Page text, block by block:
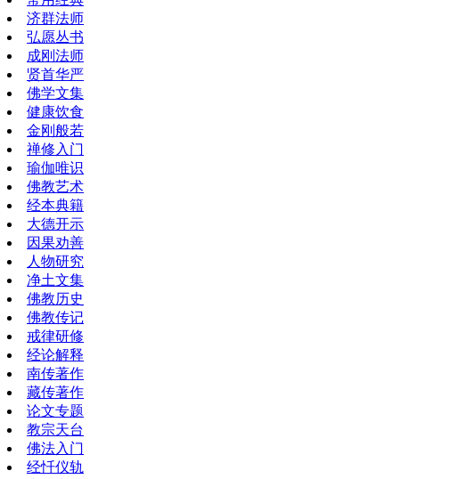
济群法师
弘愿丛书
成刚法师
贤首华严
佛学文集
健康饮食
金刚般若
禅修入门
瑜伽唯识
佛教艺术
经本典籍
大德开示
因果劝善
人物研究
净土文集
佛教历史
佛教传记
戒律研修
经论解释
南传著作
藏传著作
论文专题
教宗天台
佛法入门
经忏仪轨